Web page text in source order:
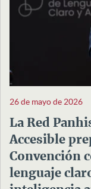
26 de mayo de 2026
La Red
Accesible
Convención
lenguaje